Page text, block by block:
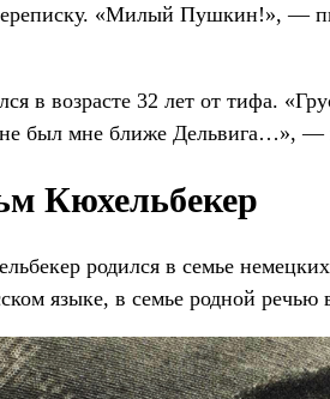
«Милый Пушкин!», —
в возрасте 32 лет от тифа.
не был мне ближе Дельвига…»,
Кюхельбекер
родился в семье
языке, в семье родной речью